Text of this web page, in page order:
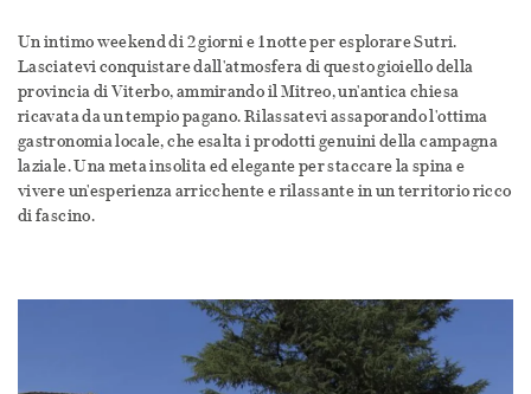
Un intimo weekend di 2 giorni e 1 notte per esplorare Sutri.
Lasciatevi conquistare dall'atmosfera di questo gioiello della
provincia di Viterbo, ammirando il Mitreo, un'antica chiesa
ricavata da un tempio pagano. Rilassatevi assaporando l'ottima
gastronomia locale, che esalta i prodotti genuini della campagna
laziale. Una meta insolita ed elegante per staccare la spina e
vivere un'esperienza arricchente e rilassante in un territorio ricco
di fascino.